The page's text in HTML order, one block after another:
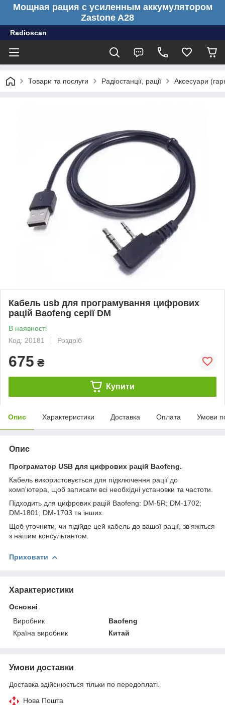
Мощная рация с усиленным аккумулятором
Zastone A28
Radioscan
Товари та послуги Радіостанції, рації Аксесуари
Кабель usb для програмування цифрових
рацій Baofeng серії DM
В наявності
Код: 20181
Роздріб
675 ₴
Купити
Опис Характеристики Доставка Оплата Умови
Опис
Програматор USB для цифрових рацій Baofeng.
Кабель використовується для підключення рації до
комп'ютера, щоб записати всі необхідні установки та частоти.
Підходить для цифрових рацій Baofeng: DM-5R; DM-1702;
DM-1801; DM-1703 та інших.
Щоб уточнити, чи підійде цей кабель до вашої рації, зв'яжіться
з нашим консультантом.
Приховати
Характеристики
Основні
Виробник
Baofeng
Країна виробник
Китай
Умови доставки
Доставка здійснюється тільки по передоплаті.
Нова Пошта